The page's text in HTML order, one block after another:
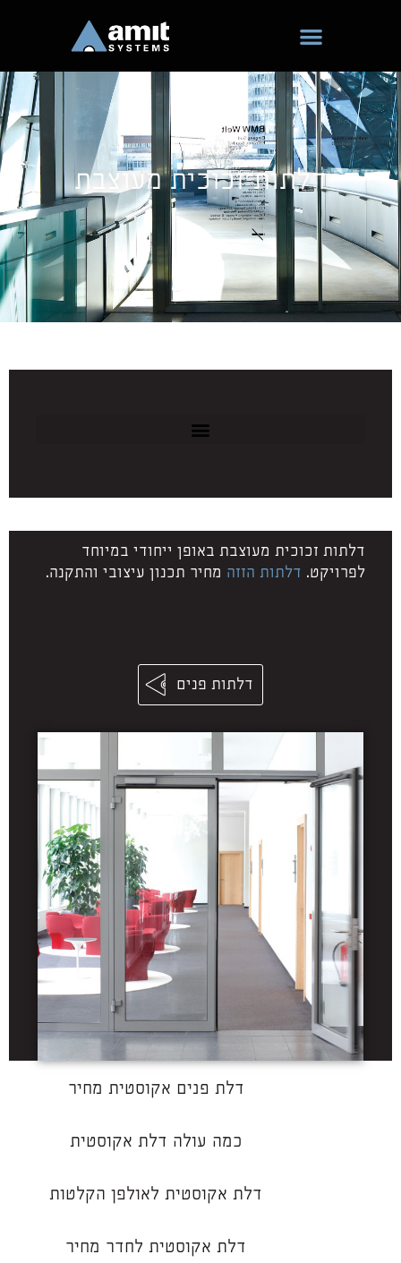
דלתות זכוכית מעוצבת
דלתות זכוכית מעוצבת באופן ייחודי במיוחד
לפרויקט. דלתות הזזה מחיר תכנון עיצובי והתקנה.
דלתות פנים
דלת פנים אקוסטית מחיר
כמה עולה דלת אקוסטית
דלת אקוסטית לאולפן הקלטות
דלת אקוסטית לחדר מחיר